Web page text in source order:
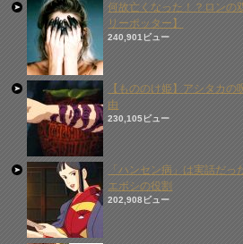
何故亡くなった！？ロンの
リーポッター】
240,901ビュー
【もののけ姫】アシタカ
由
230,105ビュー
「ハンセン病」は実話だ
エボシの役割
202,908ビュー